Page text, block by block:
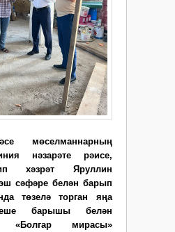
мөсел­маннарның
нәзарәте рәисе,
хәзрәт Яруллин
сәфәре белән барып
төзелә торган яңа
барышы белән
«Болгар мирасы»